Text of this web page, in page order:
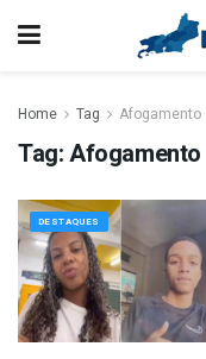
Home Tag Afogamento
Tag:Afogamento
DESTAQUES